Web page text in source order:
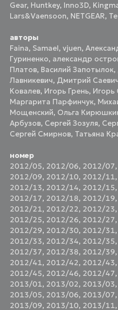
Gear, Huntkey, Inno3D,
Lars&Vaensoon, NETGEAR,
авторы
Faina, Samael,vjuen,
Гуриненко, александр
Платов, Василий Запотылок,
Лавникевич, Дмитрий
Ковалев, Игорь Грень, Игорь
Маргарита Парфинчук,
Мощенский, Ольга
Арбузов, Сергей Зозуля,
Сергей Смирнов, Татьяна
номер
2012/05, 2012/06, 2012/07,
2012/09, 2012/10, 2012/11,
2012/13, 2012/14, 2012/15,
2012/17, 2012/18, 2012/19,
2012/21, 2012/22, 2012/23,
2012/25, 2012/26, 2012/27,
2012/29, 2012/30, 2012/31,
2012/33, 2012/34, 2012/35,
2012/37, 2012/38, 2012/39,
2012/41, 2012/42, 2012/43,
2012/45, 2012/46, 2012/47,
2013/01, 2013/02, 2013/03,
2013/05, 2013/06, 2013/07,
2013/09, 2013/10, 2013/11,